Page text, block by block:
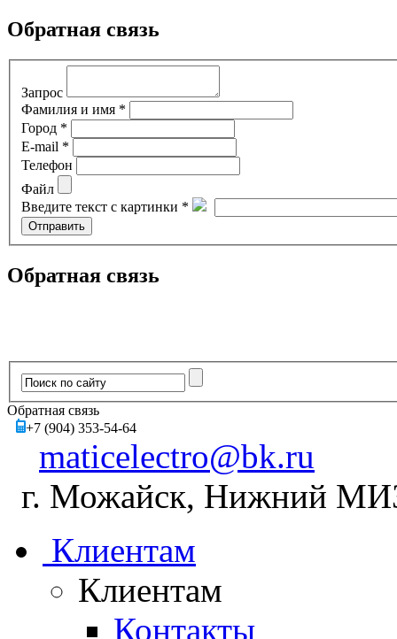
Обратная связь
Запрос
Фамилия и имя *
Город *
E-mail *
Телефон
Файл
Введите текст с картинки *
Обратная связь
Обратная связь
+7 (904) 353-54-64
maticelectro@bk.ru
г. Можайск, Нижний
Клиентам
Клиентам
Контакты